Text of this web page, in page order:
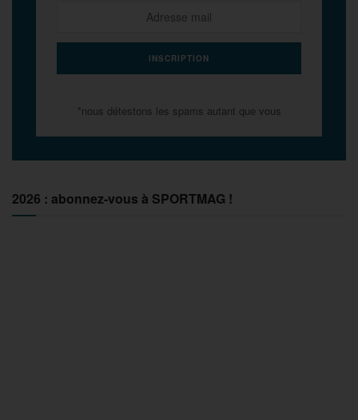
*nous détestons les spams autant que vous
2026 : abonnez-vous à SPORTMAG !